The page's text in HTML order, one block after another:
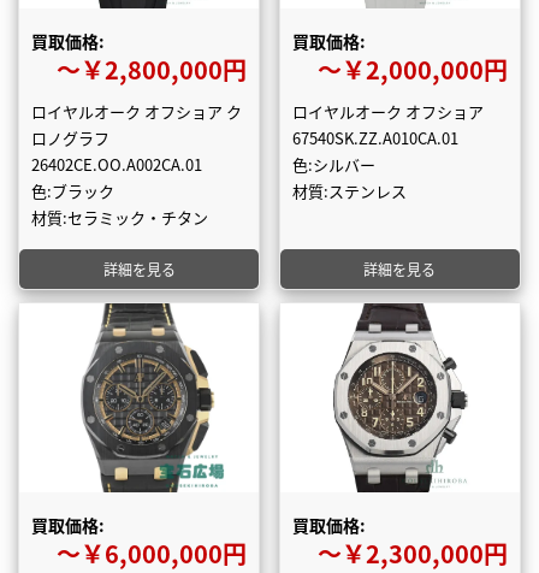
買取価格:
〜￥2,800,000円
ロイヤルオーク オフショア ク
ロノグラフ
26402CE.OO.A002CA.01
色:ブラック
材質:セラミック・チタン
詳細を見る
買取価格:
〜￥2,000,000円
ロイヤルオーク オフショア
67540SK.ZZ.A010CA.01
色:シルバー
材質:ステンレス
詳細を見る
買取価格:
〜￥6,000,000円
買取価格:
〜￥2,300,000円